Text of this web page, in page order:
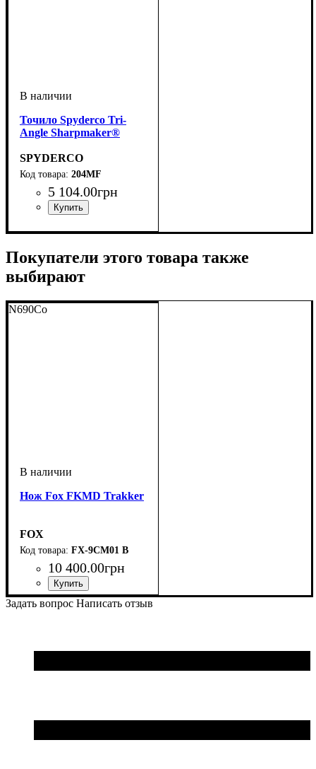
Точило Spyderco Tri-
Angle Sharpmaker®
SPYDERCO
204MF
5 104.00грн
Покупатели этого товара также
выбирают
N690Co
Нож Fox FKMD Trakker
FOX
FX-9CM01 B
10 400.00грн
Задать вопрос Написать отзыв